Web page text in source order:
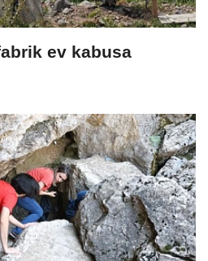
ev kabusa